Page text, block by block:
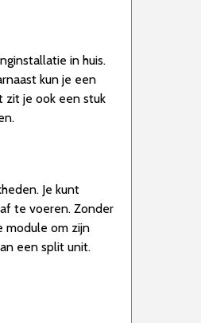
in huis.
kun je een
zit je ook een stuk
Je kunt
te voeren. Zonder
module om zijn
een split unit.